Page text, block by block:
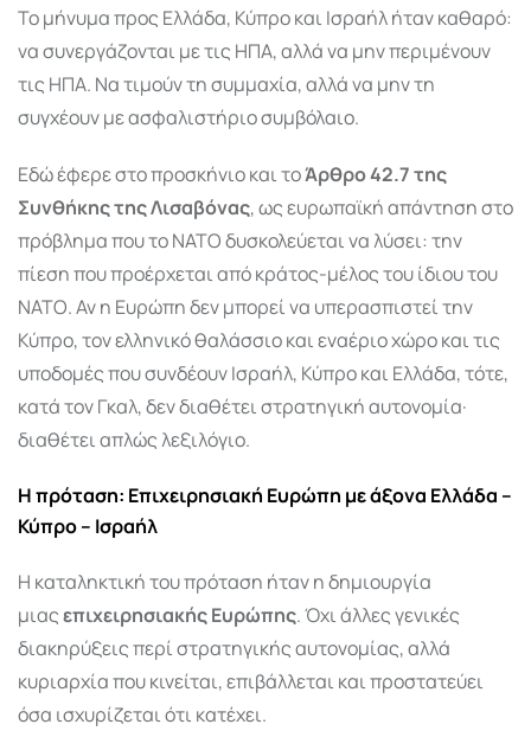
Το μήνυμα προς Ελλάδα, Κύπρο και Ισραήλ ήταν καθαρό:
να συνεργάζονται με τις ΗΠΑ, αλλά να μην περιμένουν
τις ΗΠΑ. Να τιμούν τη συμμαχία, αλλά να μην τη
συγχέουν με ασφαλιστήριο συμβόλαιο.
Εδώ έφερε στο προσκήνιο και τοΆρθρο 42.7 της
Συνθήκης της Λισαβόνας, ως ευρωπαϊκή απάντηση στο
πρόβλημα που το ΝΑΤΟ δυσκολεύεται να λύσει: την
πίεση που προέρχεται από κράτος-μέλος του ίδιου του
ΝΑΤΟ. Αν η Ευρώπη δεν μπορεί να υπερασπιστεί την
Κύπρο, τον ελληνικό θαλάσσιο και εναέριο χώρο και τις
υποδομές που συνδέουν Ισραήλ, Κύπρο και Ελλάδα, τότε,
κατά τον Γκαλ, δεν διαθέτει στρατηγική αυτονομία·
διαθέτει απλώς λεξιλόγιο.
Η πρόταση: Επιχειρησιακή Ευρώπη με άξονα Ελλάδα –
Κύπρο – Ισραήλ
Η καταληκτική του πρόταση ήταν η δημιουργία
μιαςεπιχειρησιακής Ευρώπης. Όχι άλλες γενικές
διακηρύξεις περί στρατηγικής αυτονομίας, αλλά
κυριαρχία που κινείται, επιβάλλεται και προστατεύει
όσα ισχυρίζεται ότι κατέχει.